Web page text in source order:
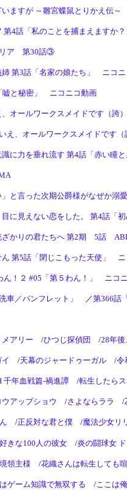
いますが ～雛宮蝶鼠とりかえ伝
第4話「私のことを捕まえますか
リア 第30話③
姉 第3話「名家の娘たち」 ニコ
と秘密」 ニコニコ動画
、オールワークスメイドです（
え、オールワークスメイドです
に力を垂れ流す 第4話「赤い瞳
」と言った次期公爵様がなぜか
に見えない恋をした。 第4話「
かりの君たちへ 第2期 5話
ん 第5話「閉じこもった天使」
ん！２ #05「第５わん！」 ニコ
車／パンフレット」 ／第366話
アリー /ひつじ探偵団 /28年
/天幕のジャードゥーガル /令
千年血戦篇-禍進譚 /転生したら
ウアップショウ /さよならララ /
/正反対な君と僕 /魔法少女リ
きな100人の彼女 /炎の闘球女
領主様 /花織さんは転生しても
ゲーム知識で無双する /ここは